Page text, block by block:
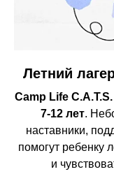
Летний
Camp Life C.A.T.S.
7-12 лет.
наставники,
помогут ребенку
и